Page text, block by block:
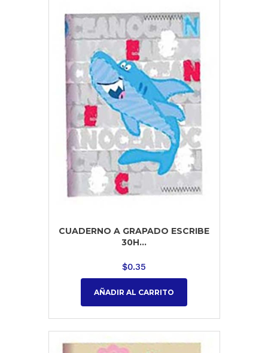
CUADERNO A GRAPADO ESCRIBE
30H...
$0.35
AÑADIR AL CARRITO